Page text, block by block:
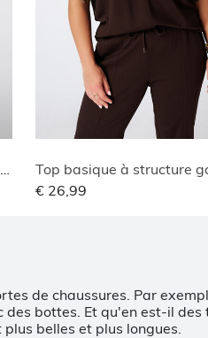
Top basique à structure
€ 26,99
de chaussures. Par
bottes. Et qu'en est-il des
belles et plus longues.